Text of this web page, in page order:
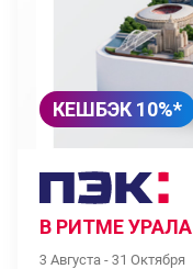
КЕШБЭК 10%*
В РИТМЕ УРАЛА
3 Августа - 31 Октября